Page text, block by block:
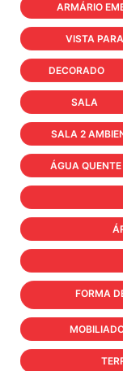
ARMÁRIO
VISTA
DECORADO
SALA
SALA 2
ÁGUA QUENTE
FORMA